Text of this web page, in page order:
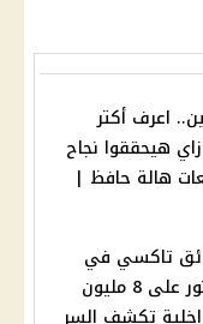
اعرف أكتر
حظًا في 2025 وازاي هيحققوا نجاح
هالة حافظ |
تاكسي في
مطروح يختلق قصة العثور على 8 مليون
تكشف السر